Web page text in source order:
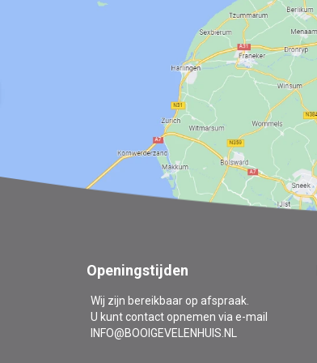
Openingstijden
Wij zijn bereikbaar op afspraak.
U kunt contact opnemen via e-mail
INFO@BOOIGEVELENHUIS.NL